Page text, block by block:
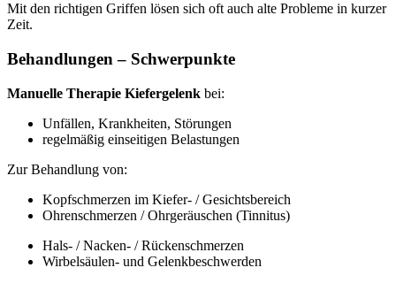
Mit den richtigen Griffen lösen sich oft auch alte Probleme in kurzer
Zeit.
Behandlungen – Schwerpunkte
Manuelle Therapie Kiefergelenk bei:
Unfällen, Krankheiten, Störungen
regelmäßig einseitigen Belastungen
Zur Behandlung von:
Kopfschmerzen im Kiefer- / Gesichtsbereich
Ohrenschmerzen / Ohrgeräuschen (Tinnitus)
Hals- / Nacken- / Rückenschmerzen
Wirbelsäulen- und Gelenkbeschwerden